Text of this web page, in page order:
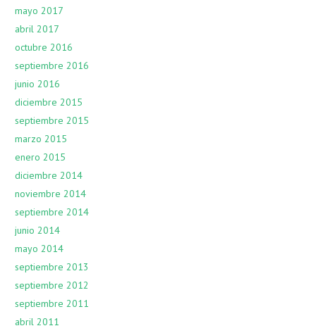
mayo 2017
abril 2017
octubre 2016
septiembre 2016
junio 2016
diciembre 2015
septiembre 2015
marzo 2015
enero 2015
diciembre 2014
noviembre 2014
septiembre 2014
junio 2014
mayo 2014
septiembre 2013
septiembre 2012
septiembre 2011
abril 2011